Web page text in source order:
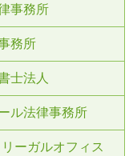
事務所
務所
士法人
ル法律事務所
ーガルオフィス